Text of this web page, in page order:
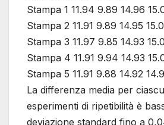
Stampa 1 11.94 9.89 14.96
Stampa 2 11.91 9.89 14.95
Stampa 3 11.97 9.85 14.93
Stampa 4 11.91 9.94 14.93
Stampa 5 11.91 9.88 14.92
La differenza media per
esperimenti di ripetibilità è
deviazione standard fino a